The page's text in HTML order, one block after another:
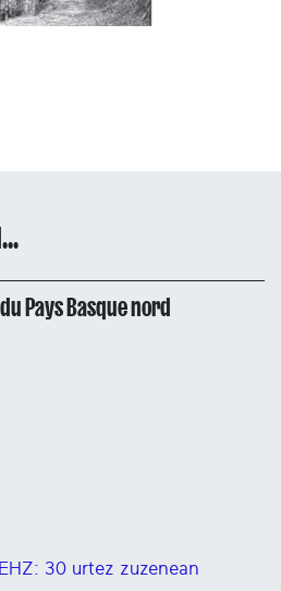
Pays Basque nord
30 urtez zuzenean